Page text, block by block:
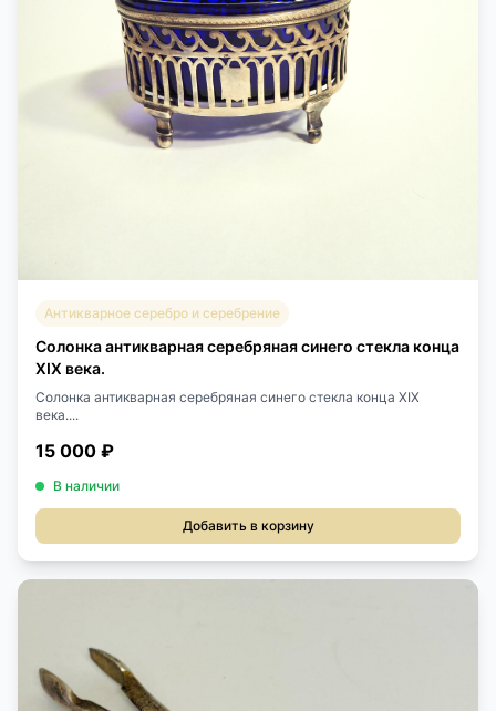
Антикварное серебро и серебрение
Солонка антикварная серебряная синего стекла конца
XIX века.
Солонка антикварная серебряная синего стекла конца XIX
века....
15 000 ₽
В наличии
Добавить в корзину